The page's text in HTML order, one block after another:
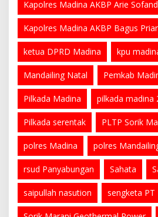
Kapolres Madina AKBP Arie
Kapolres Madina AKBP Bagus
ketua DPRD Madina kpu
Mandailing Natal Pemkab
Pilkada Madina pilkada madina
Pilkada serentak PLTP Sorik
polres Madina polres
rsud Panyabungan Sahata
saipullah nasution sengketa PT